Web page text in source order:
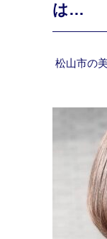
は…
松山市の